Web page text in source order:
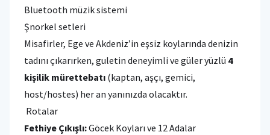
Bluetooth müzik sistemi
Şnorkel setleri
Misafirler, Ege ve Akdeniz’in eşsiz koylarında denizin
tadını çıkarırken, guletin deneyimli ve güler yüzlü 4
kişilik mürettebatı (kaptan, aşçı, gemici,
host/hostes) her an yanınızda olacaktır.
Rotalar
Fethiye Çıkışlı:Göcek Koyları ve 12 Adalar